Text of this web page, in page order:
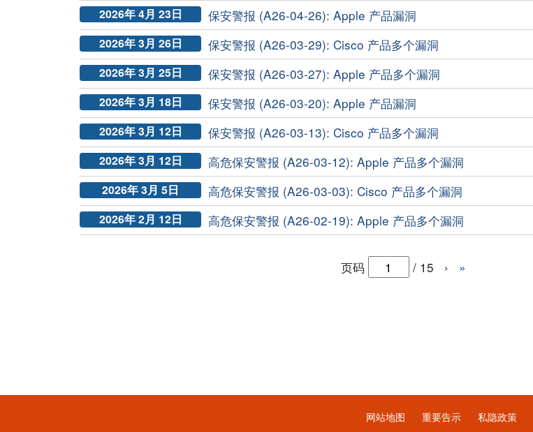
2026年 4月 23日 保安警报 (A26-04-26): Apple 产品漏洞
2026年 3月 26日 保安警报 (A26-03-29): Cisco 产品多个漏洞
2026年 3月 25日 保安警报 (A26-03-27): Apple 产品多个漏洞
2026年 3月 18日 保安警报 (A26-03-20): Apple 产品漏洞
2026年 3月 12日 保安警报 (A26-03-13): Cisco 产品多个漏洞
2026年 3月 12日 高危保安警报 (A26-03-12): Apple 产品多个漏洞
2026年 3月 5日 高危保安警报 (A26-03-03): Cisco 产品多个漏洞
2026年 2月 12日 高危保安警报 (A26-02-19): Apple 产品多个漏洞
页码 / 15 › »
网站地图 重要告示 私隐政策